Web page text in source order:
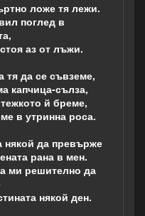
ложе тя лежи.
поглед в
аз от лъжи.
тя да се съвземе,
капчица-сълза,
й бреме,
в утринна роса.
някой да превърже
рана в мен.
ми решително да
някой ден.